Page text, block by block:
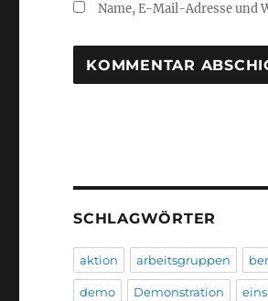
Name, E-Mail-Adresse und
SCHLAGWÖRTER
aktion arbeitsgruppen
demo Demonstration